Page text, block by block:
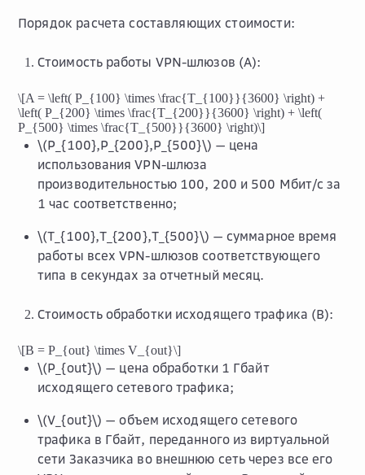
Порядок расчета составляющих стоимости:
Стоимость работы VPN-шлюзов (A):
\[A = \left( P_{100} \times \frac{T_{100}}{3600} \right) +
\left( P_{200} \times \frac{T_{200}}{3600} \right) + \left(
P_{500} \times \frac{T_{500}}{3600} \right)\]
\(P_{100},P_{200},P_{500}\) — цена
использования VPN-шлюза
производительностью 100, 200 и 500 Мбит/с за
1 час соответственно;
\(T_{100},T_{200},T_{500}\) — суммарное время
работы всех VPN-шлюзов соответствующего
типа в секундах за отчетный месяц.
Стоимость обработки исходящего трафика (B):
\[B = P_{out} \times V_{out}\]
\(P_{out}\) — цена обработки 1 Гбайт
исходящего сетевого трафика;
\(V_{out}\) — объем исходящего сетевого
трафика в Гбайт, переданного из виртуальной
сети Заказчика во внешнюю сеть через все его